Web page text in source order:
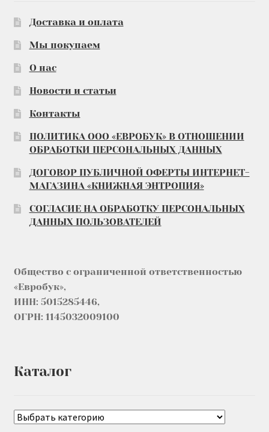
Доставка и оплата
Мы покупаем
О нас
Новости и статьи
Контакты
ПОЛИТИКА ООО «ЕВРОБУК» В ОТНОШЕНИИ
ОБРАБОТКИ ПЕРСОНАЛЬНЫХ ДАННЫХ
ДОГОВОР ПУБЛИЧНОЙ ОФЕРТЫ ИНТЕРНЕТ-
МАГАЗИНА «КНИЖНАЯ ЭНТРОПИЯ»
СОГЛАСИЕ НА ОБРАБОТКУ ПЕРСОНАЛЬНЫХ
ДАННЫХ ПОЛЬЗОВАТЕЛЕЙ
Общество с ограниченной ответственностью
«Евробук»,
ИНН: 5015285446,
ОГРН: 1145032009100
Каталог